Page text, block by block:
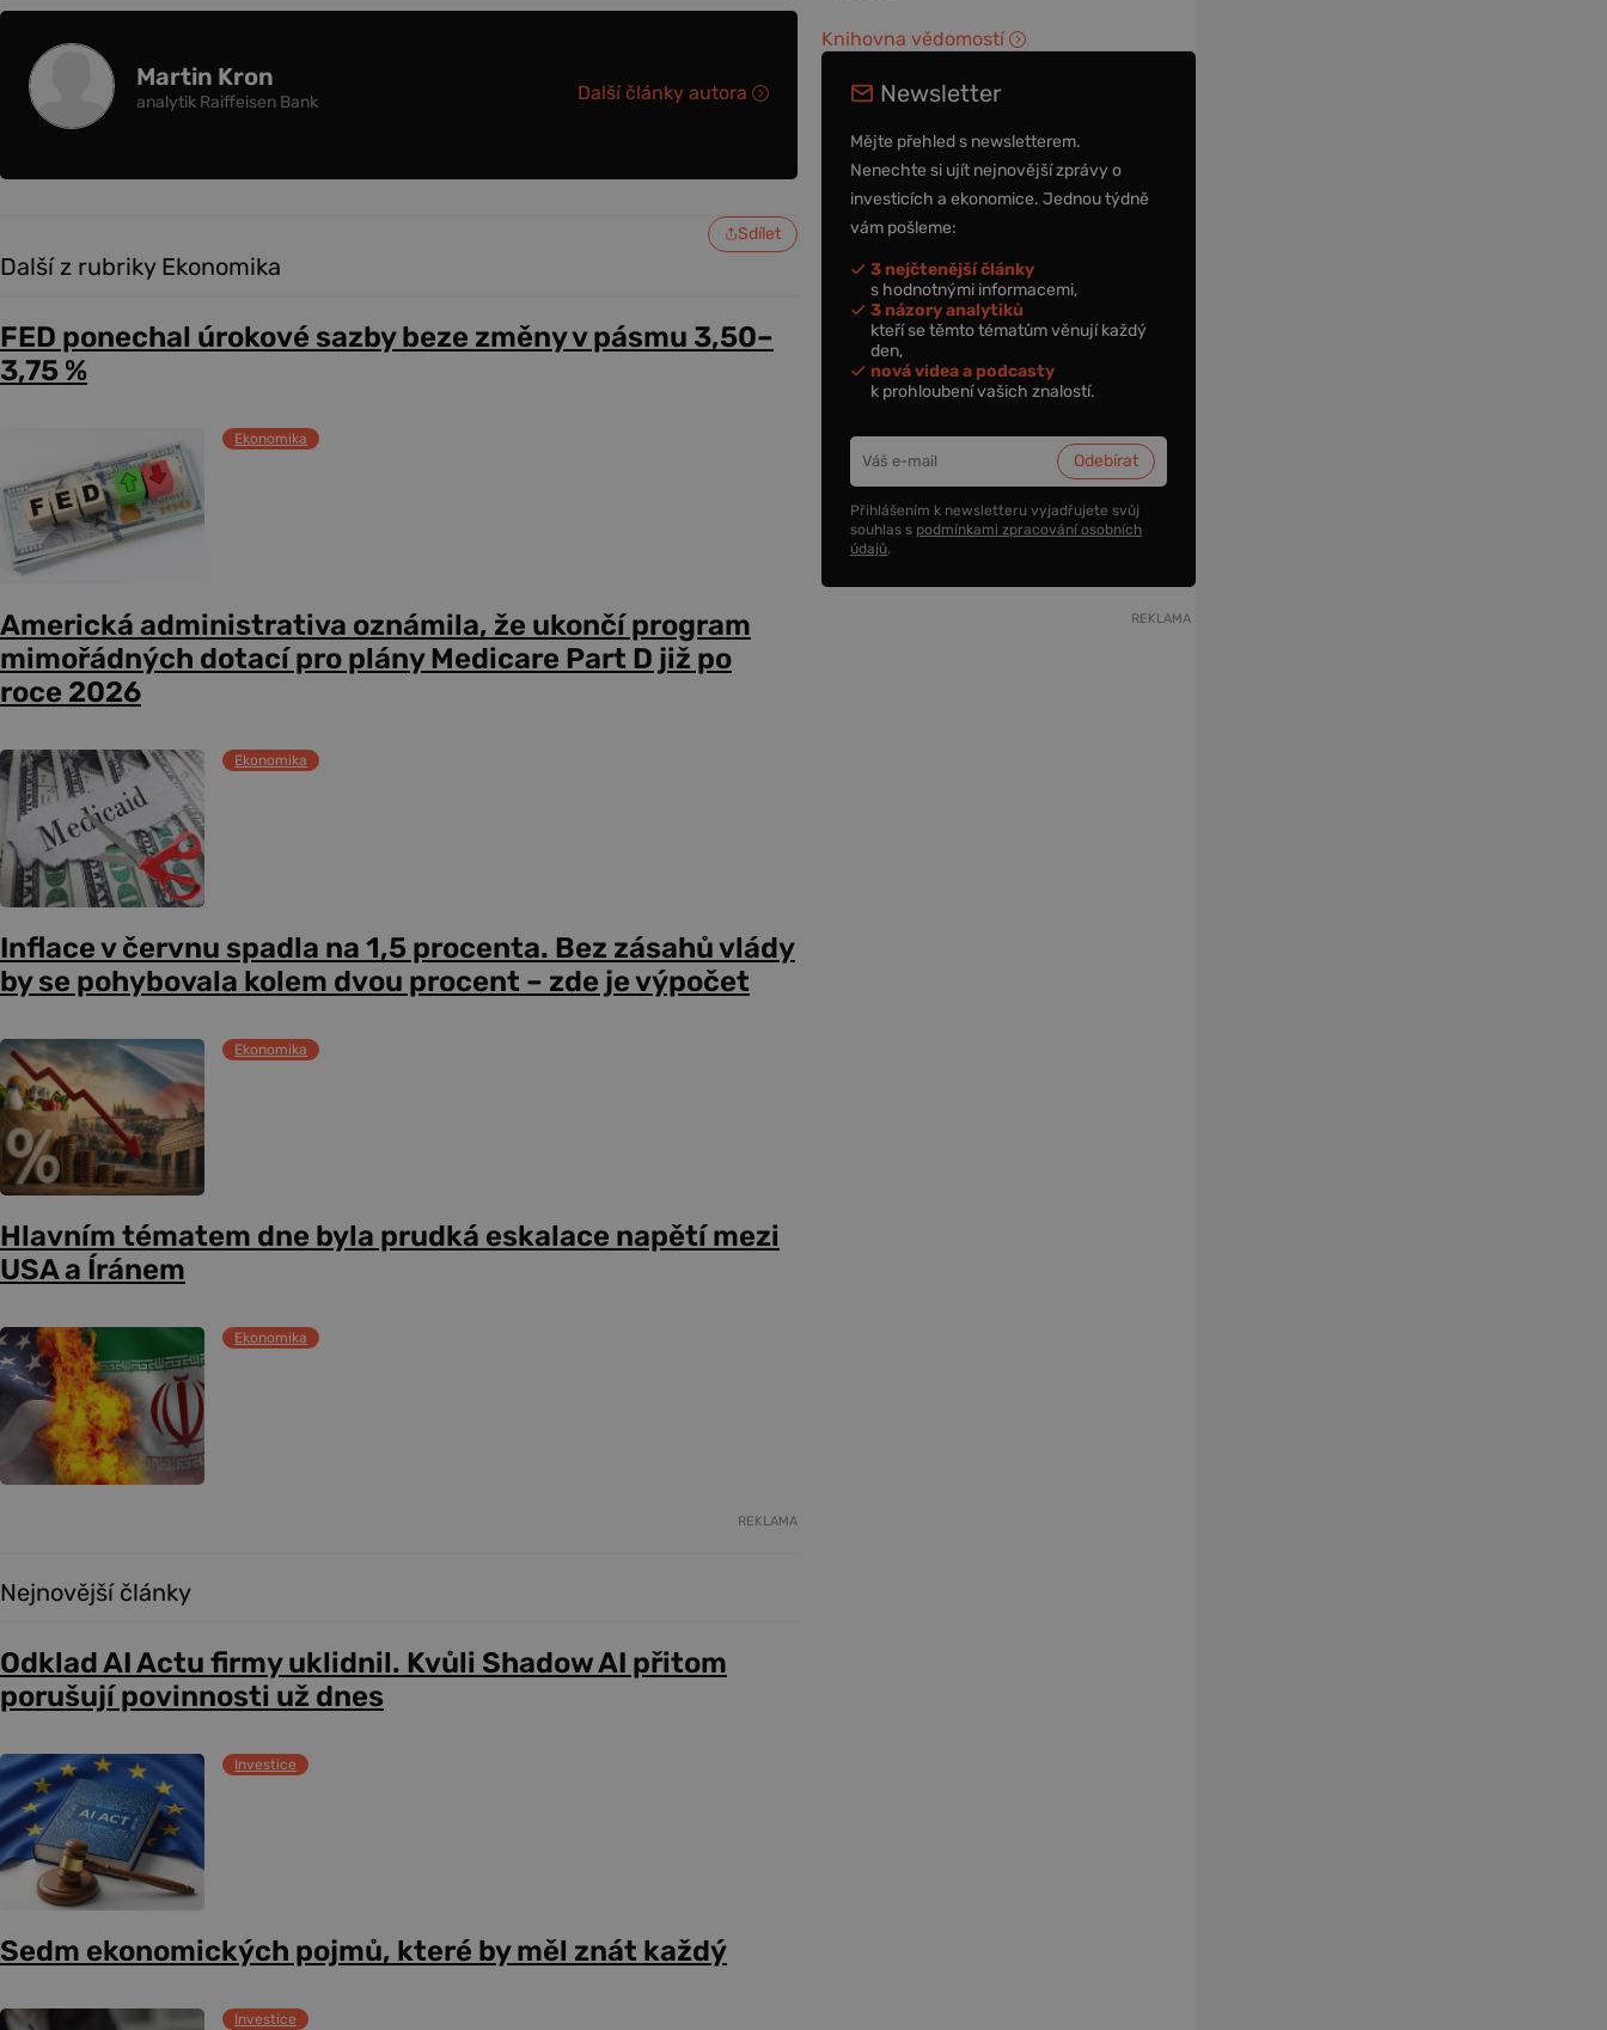
Martin Kron
analytik Raiffeisen Bank Další články autora
Sdílet
Další z rubriky Ekonomika
FED ponechal úrokové sazby beze změny v pásmu 3,50–
3,75 %
Ekonomika
Americká administrativa oznámila, že ukončí program
mimořádných dotací pro plány Medicare Part D již po
roce 2026
Ekonomika
Inflace v červnu spadla na 1,5 procenta. Bez zásahů vlády
by se pohybovala kolem dvou procent – zde je výpočet
Ekonomika
Hlavním tématem dne byla prudká eskalace napětí mezi
USA a Íránem
Ekonomika
REKLAMA
Nejnovější články
Odklad AI Actu firmy uklidnil. Kvůli Shadow AI přitom
porušují povinnosti už dnes
Investice
Sedm ekonomických pojmů, které by měl znát každý
Investice
Knihovna vědomostí
Newsletter
Mějte přehled s newsletterem.
Nenechte si ujít nejnovější zprávy o
investicích a ekonomice. Jednou týdně
vám pošleme:
3 nejčtenější články
s hodnotnými informacemi,
3 názory analytiků
kteří se těmto tématům věnují každý
den,
nová videa a podcasty
k prohloubení vašich znalostí.
Přihlášením k newsletteru vyjadřujete svůj
souhlas s podmínkami zpracování osobních
údajů.
REKLAMA